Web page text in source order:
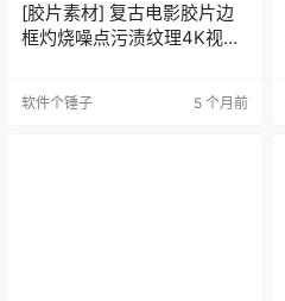
[胶片素材] 复古电影胶片边
框灼烧噪点污渍纹理4K视频
软件个锤子 5 个月前